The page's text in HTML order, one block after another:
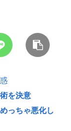
を決意
っちゃ悪化し